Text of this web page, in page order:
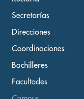
Secretarías
Direcciones
Coordinaciones
Bachilleres
Facultades